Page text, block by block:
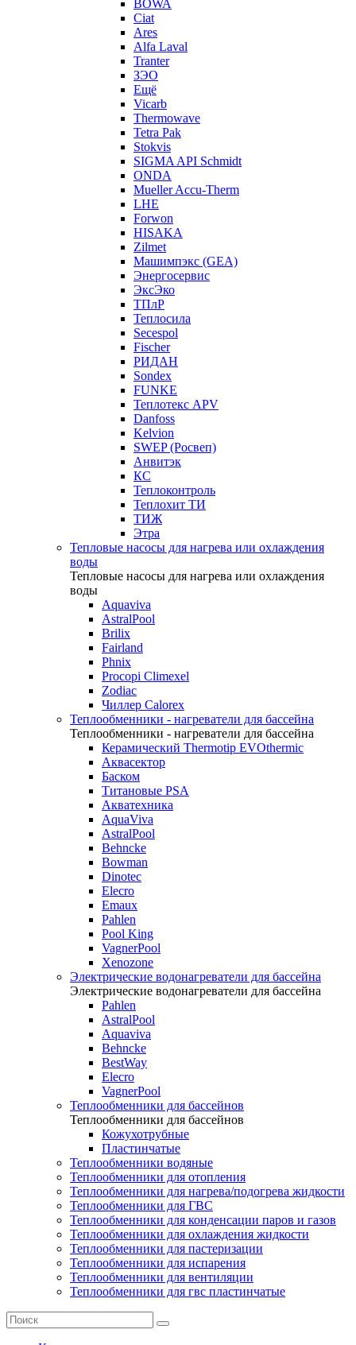
BOWA
Ciat
Ares
Alfa Laval
Tranter
ЗЭО
Ещё
Vicarb
Thermowave
Tetra Pak
Stokvis
SIGMA API Schmidt
ONDA
Mueller Accu-Therm
LHE
Forwon
HISAKA
Zilmet
Машимпэкс (GEA)
Энергосервис
ЭксЭко
ТПлР
Теплосила
Secespol
Fischer
РИДАН
Sondex
FUNKE
Теплотекс APV
Danfoss
Kelvion
SWEP (Росвеп)
Анвитэк
КС
Теплоконтроль
Теплохит ТИ
ТИЖ
Этра
Тепловые насосы для нагрева или охлаждения
воды
Тепловые насосы для нагрева или охлаждения
воды
Aquaviva
AstralPool
Brilix
Fairland
Phnix
Procopi Climexel
Zodiac
Чиллер Calorex
Теплообменники - нагреватели для бассейна
Теплообменники - нагреватели для бассейна
Керамический Thermotip EVOthermic
Аквасектор
Баском
Титановые PSA
Акватехника
AquaViva
AstralPool
Behncke
Bowman
Dinotec
Elecro
Emaux
Pahlen
Pool King
VagnerPool
Xenozone
Электрические водонагреватели для бассейна
Электрические водонагреватели для бассейна
Pahlen
AstralPool
Aquaviva
Behncke
BestWay
Elecro
VagnerPool
Теплообменники для бассейнов
Теплообменники для бассейнов
Кожухотрубные
Пластинчатые
Теплообменники водяные
Теплообменники для отопления
Теплообменники для нагрева/подогрева жидкости
Теплообменники для ГВС
Теплообменники для конденсации паров и газов
Теплообменники для охлаждения жидкости
Теплообменники для пастеризации
Теплообменники для испарения
Теплообменники для вентиляции
Теплообменники для гвс пластинчатые